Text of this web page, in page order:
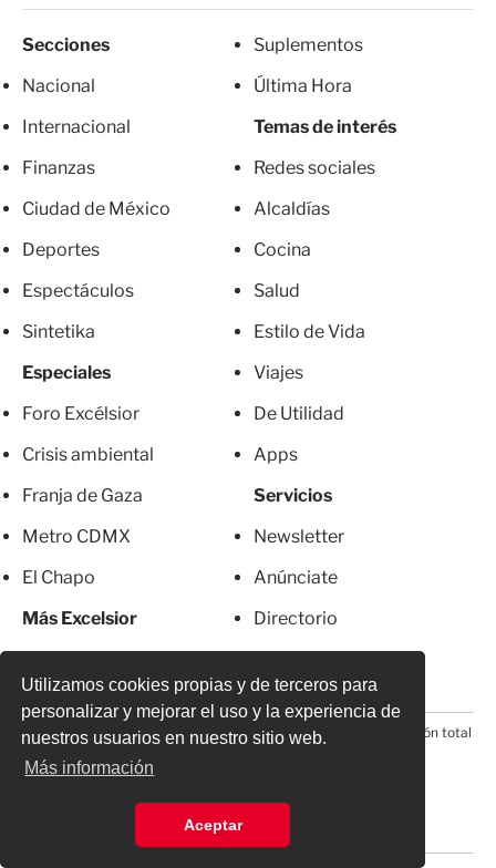
Utilizamos cookies propias y de terceros para
personalizar y mejorar el uso y la experiencia de
nuestros usuarios en nuestro sitio web.
Más información
Aceptar
Secciones
Nacional
Internacional
Finanzas
Ciudad de México
Deportes
Espectáculos
Sintetika
Especiales
Foro Excélsior
Crisis ambiental
Franja de Gaza
Metro CDMX
El Chapo
Más Excelsior
Suplementos
Última Hora
Temas de interés
Redes sociales
Alcaldías
Cocina
Salud
Estilo de Vida
Viajes
De Utilidad
Apps
Servicios
Newsletter
Anúnciate
Directorio
© 2026 Todos los derechos reservados. Prohibida la reproducción total
o parcial, incluyendo cualquier medio electrónico*